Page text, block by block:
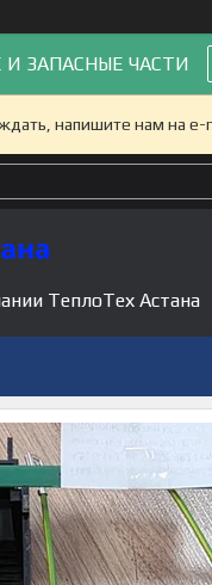
И ЗАПАСНЫЕ ЧАСТИ
напишите нам на
ТеплоТех Астана